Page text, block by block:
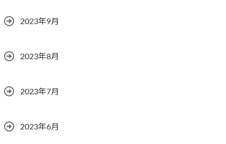
2023年9月
2023年8月
2023年7月
2023年6月